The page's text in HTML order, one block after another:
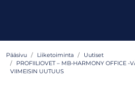
Pääsivu Liiketoiminta
Uutiset
PROFIILIOVET – MB-HARMONY OFFICE -
VIIMEISIN UUTUUS